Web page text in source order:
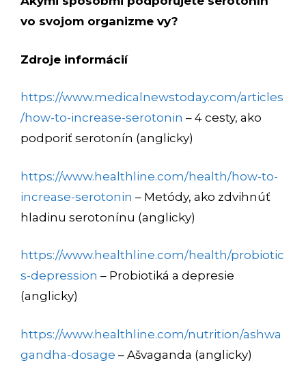
vo svojom organizme vy?
Zdroje informácií
https://www.medicalnewstoday.com/articles
/how-to-increase-serotonin – 4 cesty, ako
podporiť serotonín (anglicky)
https://www.healthline.com/health/how-to-
increase-serotonin – Metódy, ako zdvihnúť
hladinu serotonínu (anglicky)
https://www.healthline.com/health/probiotic
s-depression – Probiotiká a depresie
(anglicky)
https://www.healthline.com/nutrition/ashwa
gandha-dosage – Ašvaganda (anglicky)